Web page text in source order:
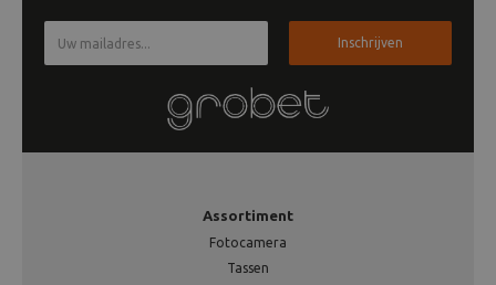
Inschrijven
Assortiment
Fotocamera
Tassen